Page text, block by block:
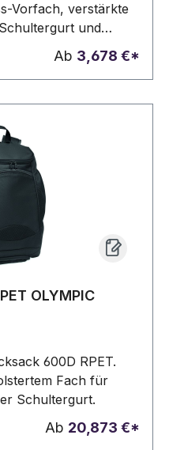
Vorfach, verstärkte
und
Ab 3,678 €*
OLYMPIC
600D RPET.
Fach für
Schultergurt.
Ab 20,873 €*